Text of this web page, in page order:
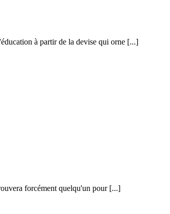
à partir de la devise qui orne [...]
forcément quelqu'un pour [...]